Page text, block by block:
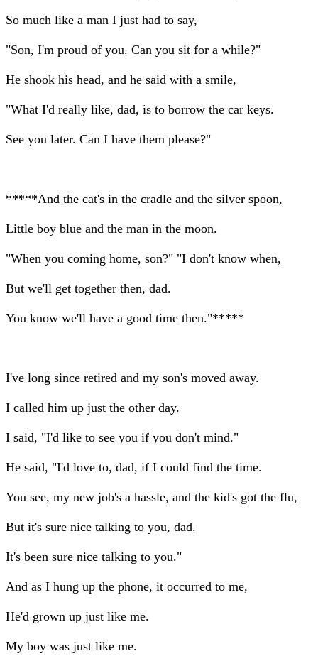
So much like a man I just had to say,
"Son, I'm proud of you. Can you sit for a while?"
He shook his head, and he said with a smile,
"What I'd really like, dad, is to borrow the car keys.
See you later. Can I have them please?"
*****And the cat's in the cradle and the silver spoon,
Little boy blue and the man in the moon.
"When you coming home, son?" "I don't know when,
But we'll get together then, dad.
You know we'll have a good time then."*****
I've long since retired and my son's moved away.
I called him up just the other day.
I said, "I'd like to see you if you don't mind."
He said, "I'd love to, dad, if I could find the time.
You see, my new job's a hassle, and the kid's got the flu,
But it's sure nice talking to you, dad.
It's been sure nice talking to you."
And as I hung up the phone, it occurred to me,
He'd grown up just like me.
My boy was just like me.